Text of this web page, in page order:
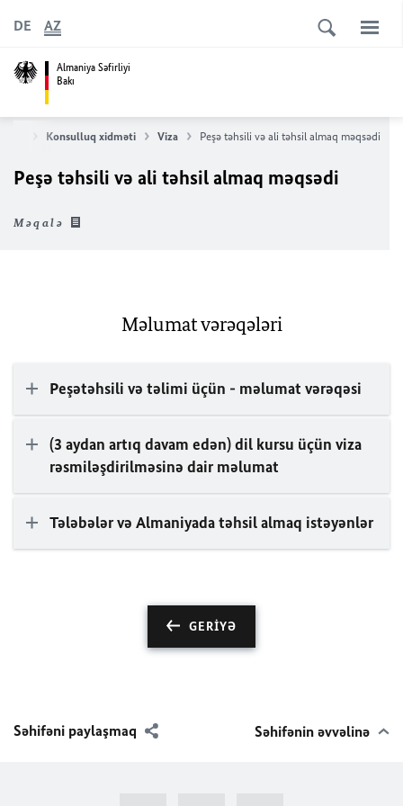
Almaniya Səfirliyi
Bakı
DE AZ
Konsulluq xidməti Viza Peşə təhsili və ali təhsil almaq məqsədi
Peşə təhsili və ali təhsil almaq məqsədi
Məqalə
Məlumat vərəqələri
Peşətəhsili və təlimi üçün - məlumat vərəqəsi
(3 aydan artıq davam edən) dil kursu üçün viza
rəsmiləşdirilməsinə dair məlumat
Tələbələr və Almaniyada təhsil almaq istəyənlər
GERIYƏ
Səhifəni paylaşmaq Səhifənin əvvəlinə